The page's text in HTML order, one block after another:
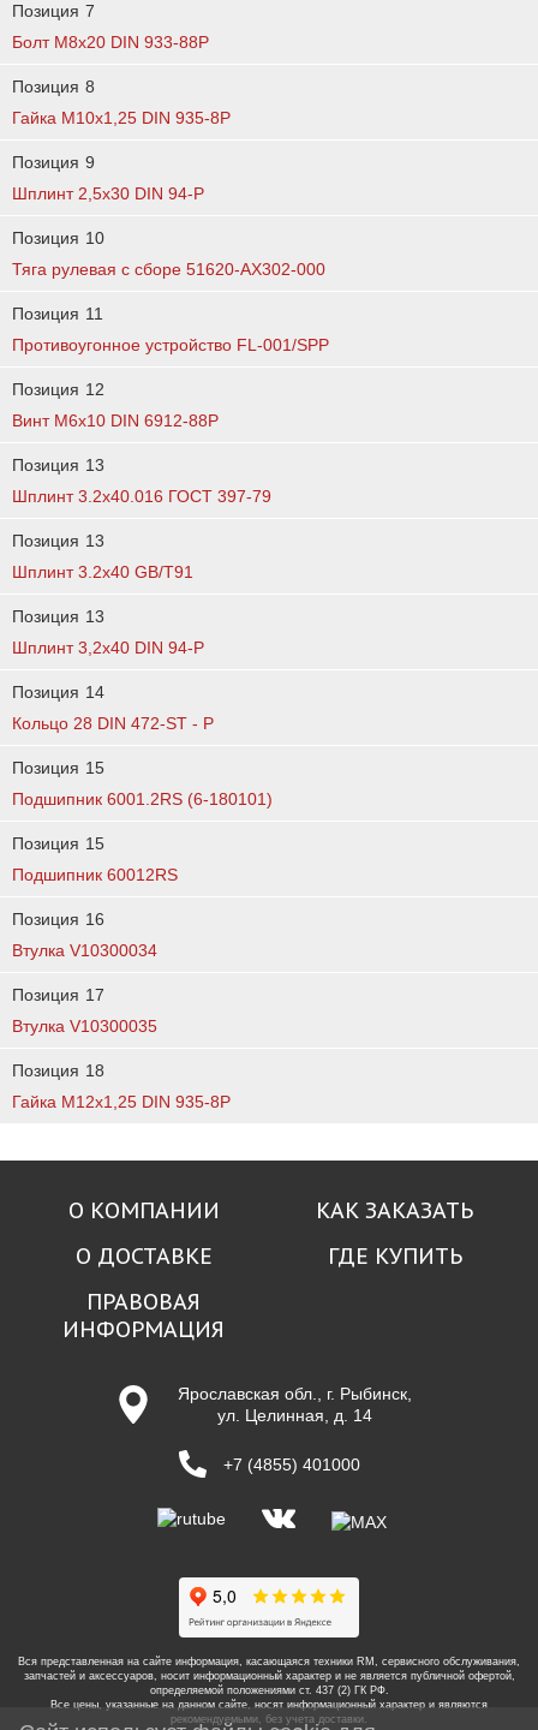
Позиция 7
Болт М8х20 DIN 933-88P
Позиция 8
Гайка М10х1,25 DIN 935-8Р
Позиция 9
Шплинт 2,5х30 DIN 94-P
Позиция 10
Тяга рулевая с сборе 51620-AX302-000
Позиция 11
Противоугонное устройство FL-001/SPP
Позиция 12
Винт М6х10 DIN 6912-88P
Позиция 13
Шплинт 3.2х40.016 ГОСТ 397-79
Позиция 13
Шплинт 3.2х40 GB/T91
Позиция 13
Шплинт 3,2х40 DIN 94-P
Позиция 14
Кольцо 28 DIN 472-ST - P
Позиция 15
Подшипник 6001.2RS (6-180101)
Позиция 15
Подшипник 60012RS
Позиция 16
Втулка V10300034
Позиция 17
Втулка V10300035
Позиция 18
Гайка М12х1,25 DIN 935-8Р
Вся представленная на сайте информация, касающаяся техники RM, сервисного обслуживания,
запчастей и аксессуаров, носит информационный характер и не является публичной офертой,
определяемой положениями ст. 437 (2) ГК РФ.
Все цены, указанные на данном сайте, носят информационный характер и являются
рекомендуемыми, без учета доставки.
О КОМПАНИИ
КАК ЗАКАЗАТЬ
О ДОСТАВКЕ
ГДЕ КУПИТЬ
ПРАВОВАЯ
ИНФОРМАЦИЯ
Ярославская обл., г. Рыбинск,
ул. Целинная, д. 14
+7 (4855) 401000